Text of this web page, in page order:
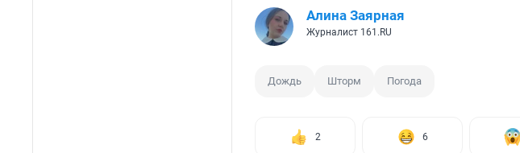
Алина Заярная
Журналист 161.RU
Дождь Шторм Погода
2 6